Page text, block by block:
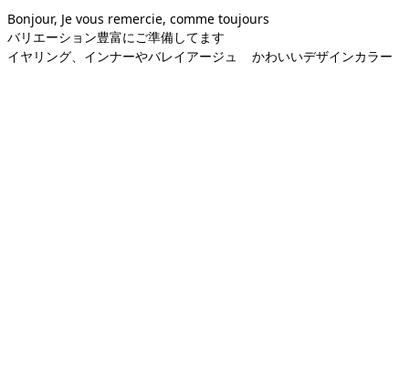
Bonjour, Je vous remercie, comme toujours
バリエーション豊富にご準備してます
イヤリング、インナーやバレイアージュ
かわいいデザインカラー